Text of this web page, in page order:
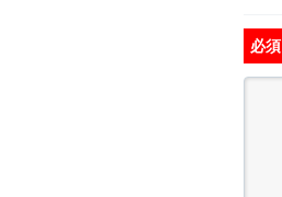
必須